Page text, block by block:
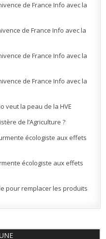
de France Info avec la
de France Info avec la
de France Info avec la
de France Info avec la
veut la peau de la HVE
de l’Agriculture ?
écologiste aux effets
écologiste aux effets
pour remplacer les produits